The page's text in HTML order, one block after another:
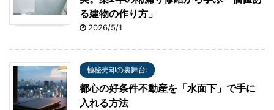
る建物の作り方」
2026/5/1
極秘売却の裏舞台:
都心の好条件不動産を「水面下」で手に
入れる方法